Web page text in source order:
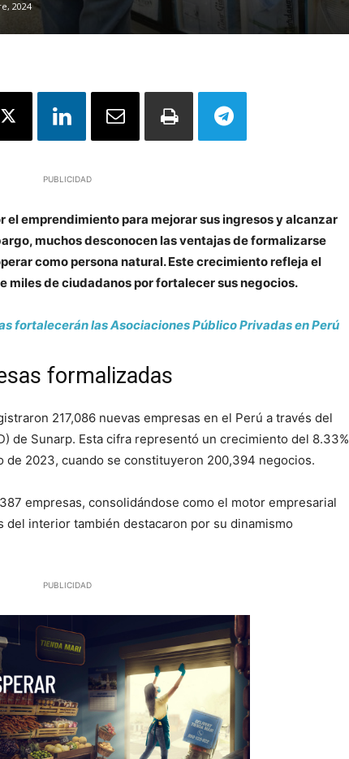
2024
PUBLICIDAD
el emprendimiento para mejorar sus ingresos y alcanzar
muchos desconocen las ventajas de formalizarse
como persona natural. Este crecimiento refleja el
miles de ciudadanos por fortalecer sus negocios.
fortalecerán las Asociaciones Público Privadas en Perú
formalizadas
217,086 nuevas empresas en el Perú a través del
de Sunarp. Esta cifra representó un crecimiento del 8.33%
de 2023, cuando se constituyeron 200,394 negocios.
empresas, consolidándose como el motor empresarial
del interior también destacaron por su dinamismo
PUBLICIDAD